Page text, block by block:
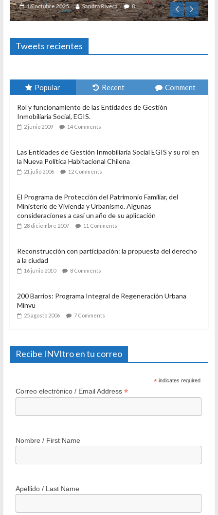
16 octubre 2025 Sandra Rivera 0
Tweets recientes
Popular Recent Comment
Rol y funcionamiento de las Entidades de Gestión
Inmobiliaria Social, EGIS.
2 junio 2009 14 Comments
Las Entidades de Gestión Inmobiliaria Social EGIS y su rol en
la Nueva Política Habitacional Chilena
21 julio 2006 12 Comments
El Programa de Protección del Patrimonio Familiar, del
Ministerio de Vivienda y Urbanismo. Algunas
consideraciones a casi un año de su aplicación
28 diciembre 2007 11 Comments
Reconstrucción con participación: la propuesta del derecho
a la ciudad
16 junio 2010 8 Comments
200 Barrios: Programa Integral de Regeneración Urbana
Minvu
25 agosto 2006 7 Comments
Recibe INVItro en tu correo
* indicates required
Correo electrónico / Email Address *
Nombre / First Name
Apellido / Last Name